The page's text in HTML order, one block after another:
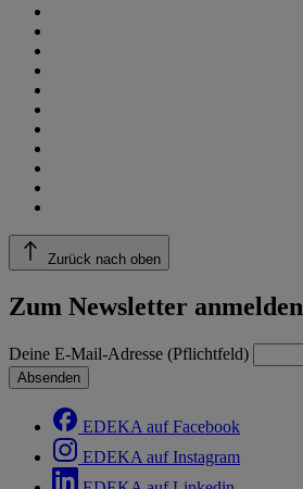
Zurück nach oben
Zum Newsletter anmelden
Deine E-Mail-Adresse (Pflichtfeld)
Absenden
EDEKA auf Facebook
EDEKA auf Instagram